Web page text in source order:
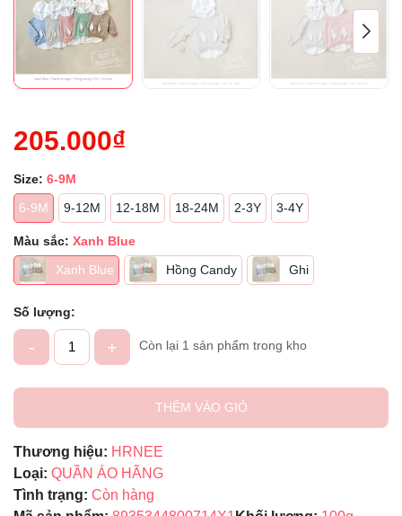
205.000₫
Size: 6-9M
6-9M
9-12M 12-18M 18-24M 2-3Y 3-4Y
Màu sắc: Xanh Blue
Xanh Blue
Hồng Candy Ghi
Số lượng:
- + Còn lại 1 sản phẩm trong kho
THÊM VÀO GIỎ
Thương hiệu: HRNEE
Loại: QUẦN ÁO HÃNG
Tình trạng: Còn hàng